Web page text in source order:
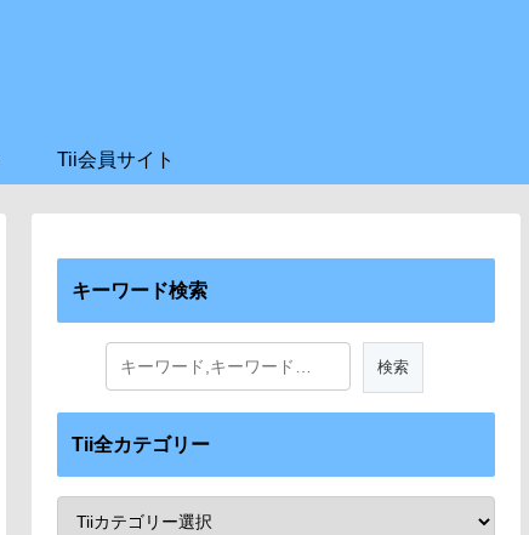
Tii会員サイト
キーワード検索
Tii全カテゴリー